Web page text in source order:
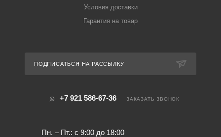
Условия доставки
Гарантия на товар
ПОДПИСАТЬСЯ НА РАССЫЛКУ
+7 921 586-67-36
Пн. – Пт.: с 9:00 до 18:00
ЗАКАЗАТЬ ЗВОНОК